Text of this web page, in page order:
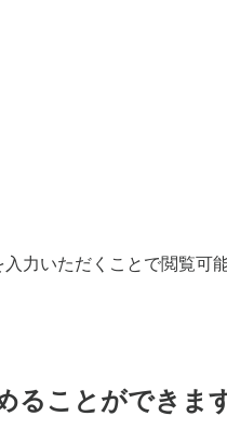
力いただくことで閲覧可
ることができま